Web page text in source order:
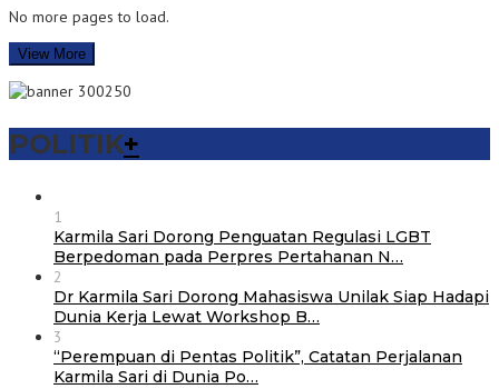
No more pages to load.
View More
POLITIK+
1
Karmila Sari Dorong Penguatan Regulasi LGBT
Berpedoman pada Perpres Pertahanan N…
2
Dr Karmila Sari Dorong Mahasiswa Unilak Siap Hadapi
Dunia Kerja Lewat Workshop B…
3
“Perempuan di Pentas Politik”, Catatan Perjalanan
Karmila Sari di Dunia Po…